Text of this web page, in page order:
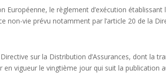
Européenne, le règlement d’exécution
non-vie prévu notamment par l’article 20 de la
sur la Distribution d’Assurances, dont la
vigueur le vingtième jour qui suit la publication